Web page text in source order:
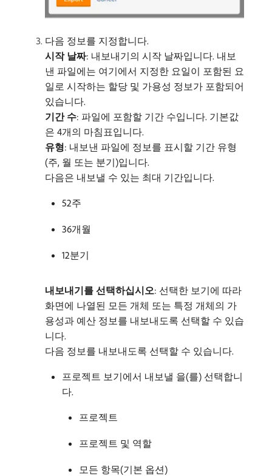
다음 정보를 지정합니다.
시작 날짜: 내보내기의 시작 날짜입니다. 내보
낸 파일에는 여기에서 지정한 요일이 포함된 요
일로 시작하는 할당 및 가용성 정보가 포함되어
있습니다.
기간 수: 파일에 포함할 기간 수입니다. 기본값
은 4개의 마침표입니다.
유형: 내보낸 파일에 정보를 표시할 기간 유형
(주, 월 또는 분기)입니다.
다음은 내보낼 수 있는 최대 기간입니다.
52주
36개월
12분기
내보내기를 선택하십시오: 선택한 보기에 따라
화면에 나열된 모든 개체 또는 특정 개체의 가
용성과 예산 정보를 내보내도록 선택할 수 있습
니다.
다음 정보를 내보내도록 선택할 수 있습니다.
프로젝트 보기에서 내보낼 을(를) 선택합니
다.
프로젝트
프로젝트 및 역할
모든 항목(기본 옵션)